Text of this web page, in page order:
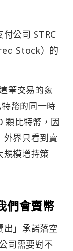
公司 STRC
Stock）的
筆交易的象
幣的同一時
顆比特幣，因
外界只看到賣
規模增持策
們會賣幣
出」承諾落空
司需要對不